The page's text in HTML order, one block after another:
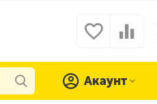
Акаунт